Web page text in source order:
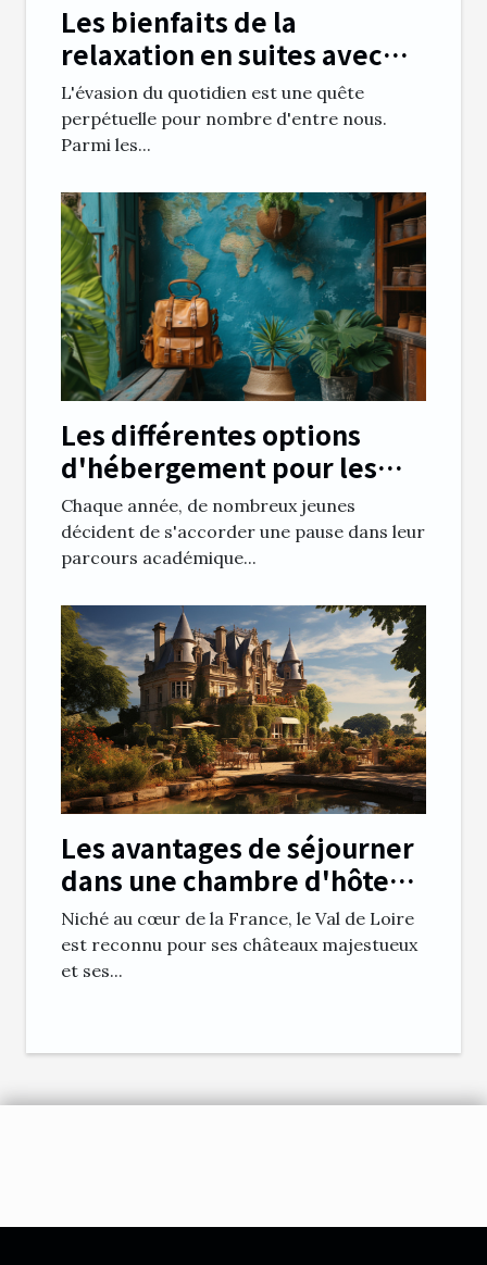
Les bienfaits de la
relaxation en suites avec
piscine privée
L'évasion du quotidien est une quête
perpétuelle pour nombre d'entre nous.
Parmi les...
Les différentes options
d'hébergement pour les
jeunes en année sabbatique
à l'international
Chaque année, de nombreux jeunes
décident de s'accorder une pause dans leur
parcours académique...
Les avantages de séjourner
dans une chambre d'hôte
en Val de Loire
Niché au cœur de la France, le Val de Loire
est reconnu pour ses châteaux majestueux
et ses...